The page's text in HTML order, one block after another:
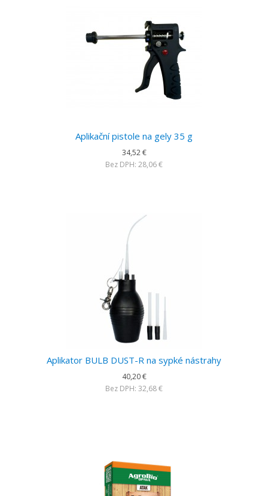
Aplikační pistole na gely 35 g
34,52 €
Bez DPH: 28,06 €
Aplikator BULB DUST-R na sypké nástrahy
40,20 €
Bez DPH: 32,68 €